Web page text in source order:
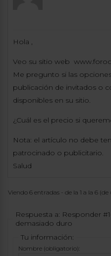
Hola ,
Veo su sitio web
Me pregunto si las
publicación de invitados o
disponibles en su sitio.
¿Cuál es el precio si
Nota: el artículo no debe
patrocinado o publicitario.
Salud
Viendo 6 entradas - de la 1 a la 6
Respuesta a: Responder
demasiado duro
Tu información:
Nombre (obligatorio):